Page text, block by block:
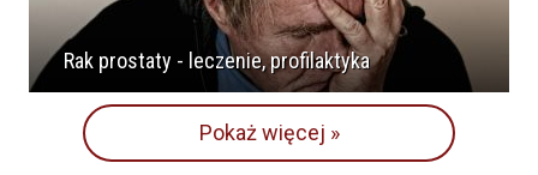
Rak prostaty - leczenie, profilaktyka
Pokaż więcej »